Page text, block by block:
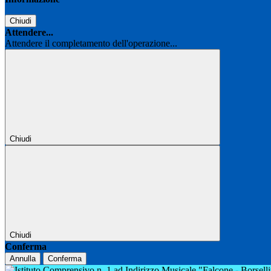
Chiudi
Attendere...
Attendere il completamento dell'operazione...
Chiudi
Chiudi
Conferma
Annulla Conferma